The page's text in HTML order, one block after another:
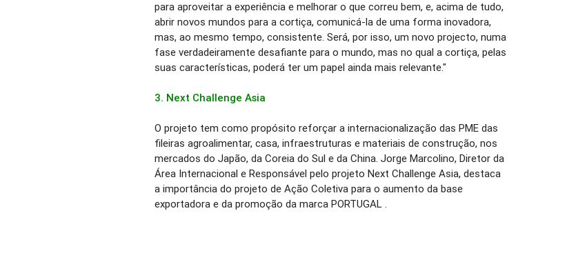
para aproveitar a experiência e melhorar o que correu bem, e, acima de tudo,
abrir novos mundos para a cortiça, comunicá-la de uma forma inovadora,
mas, ao mesmo tempo, consistente. Será, por isso, um novo projecto, numa
fase verdadeiramente desafiante para o mundo, mas no qual a cortiça, pelas
suas características, poderá ter um papel ainda mais relevante."
3. Next Challenge Asia
O projeto tem como propósito reforçar a internacionalização das PME das
fileiras agroalimentar, casa, infraestruturas e materiais de construção, nos
mercados do Japão, da Coreia do Sul e da China. Jorge Marcolino, Diretor da
Área Internacional e Responsável pelo projeto Next Challenge Asia, destaca
a importância do projeto de Ação Coletiva para o aumento da base
exportadora e da promoção da marca PORTUGAL .